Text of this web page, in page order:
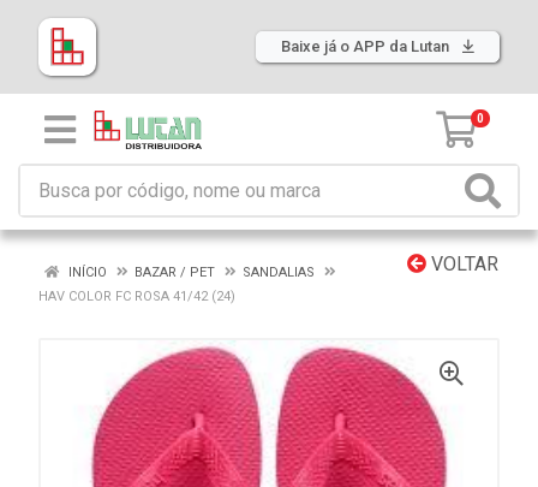
Baixe já o APP da Lutan
0
VOLTAR
INÍCIO BAZAR / PET
SANDALIAS
HAV COLOR FC ROSA 41/42 (24)